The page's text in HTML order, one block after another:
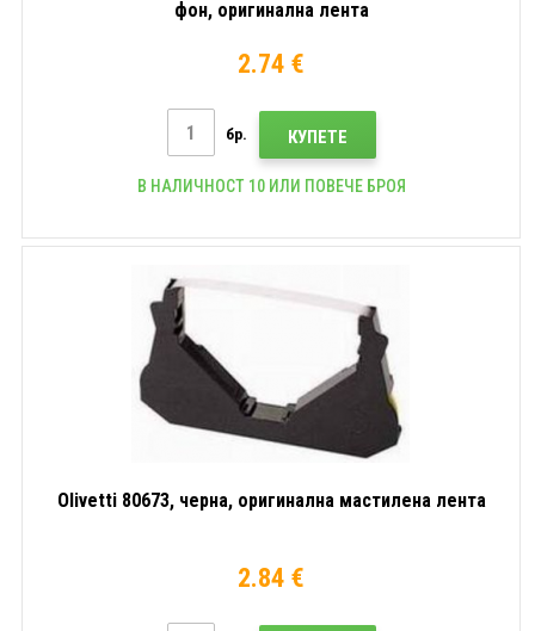
фон, оригинална лента
2.74 €
бр. КУПЕТЕ
В НАЛИЧНОСТ 10 ИЛИ ПОВЕЧЕ БРОЯ
Olivetti 80673, черна, оригинална мастилена лента
2.84 €